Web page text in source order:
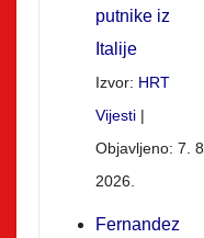
putnike iz
Italije
Izvor: HRT
Vijesti
Objavljeno: 7. 8.
2026.
Fernandez